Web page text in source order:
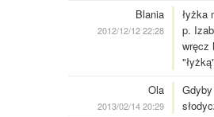
Blania
2012/12/12 22:28
łyżka
p.
wręcz
Ola
2013/02/14 20:29